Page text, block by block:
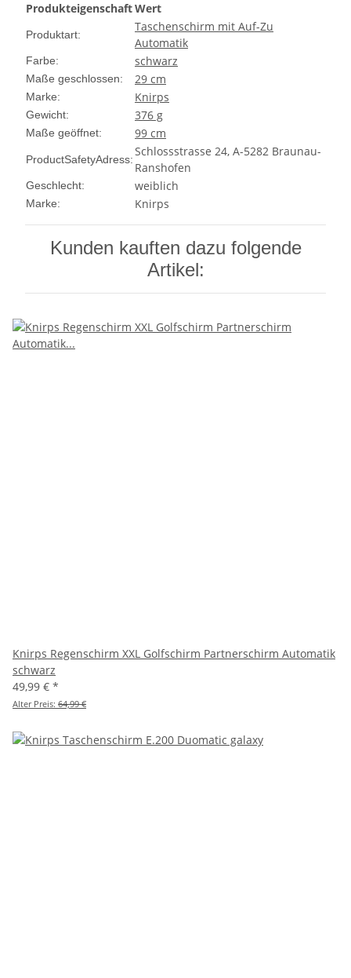
ProdukteigenschaftWert
Produktart:
Taschenschirm mit Auf-Zu
Automatik
Farbe: schwarz
Maße geschlossen: 29 cm
Marke: Knirps
Gewicht: 376 g
Maße geöffnet: 99 cm
ProductSafetyAdress:
Schlossstrasse 24, A-5282 Braunau-
Ranshofen
Geschlecht: weiblich
Marke: Knirps
Kunden kauften dazu folgende
Artikel:
Knirps Regenschirm XXL Golfschirm Partnerschirm Automatik
schwarz
49,99 € *
Alter Preis: 64,99 €